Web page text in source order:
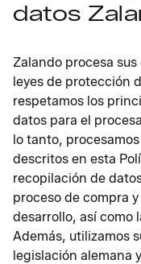
datos
Zalando procesa
leyes de protección
respetamos los
datos para el
lo tanto,
descritos en esta
recopilación de
proceso de compra
desarrollo, así como
Además, utilizamos
legislación alemana